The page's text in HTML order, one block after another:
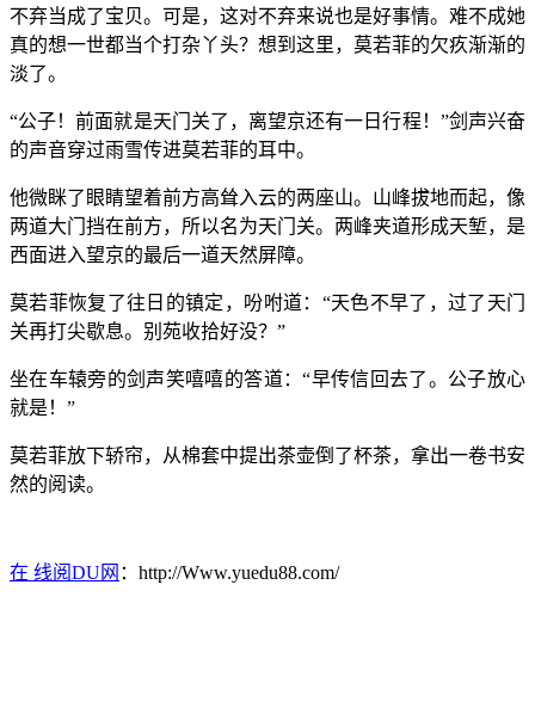
不弃当成了宝贝。可是，这对不弃来说也是好事情。难不成她
真的想一世都当个打杂丫头？想到这里，莫若菲的欠疚渐渐的
淡了。
“公子！前面就是天门关了，离望京还有一日行程！”剑声兴奋
的声音穿过雨雪传进莫若菲的耳中。
他微眯了眼睛望着前方高耸入云的两座山。山峰拔地而起，像
两道大门挡在前方，所以名为天门关。两峰夹道形成天堑，是
西面进入望京的最后一道天然屏障。
莫若菲恢复了往日的镇定，吩咐道：“天色不早了，过了天门
关再打尖歇息。别苑收拾好没？”
坐在车辕旁的剑声笑嘻嘻的答道：“早传信回去了。公子放心
就是！”
莫若菲放下轿帘，从棉套中提出茶壶倒了杯茶，拿出一卷书安
然的阅读。
在 线阅DU网 ：http://Www.yuedu88.com/